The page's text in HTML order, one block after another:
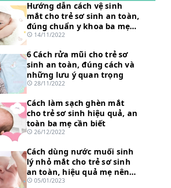
Hướng dẫn cách vệ sinh
mắt cho trẻ sơ sinh an toàn,
đúng chuẩn y khoa ba mẹ
nên biết
14/11/2022
6 Cách rửa mũi cho trẻ sơ
sinh an toàn, đúng cách và
những lưu ý quan trọng
28/11/2022
Cách làm sạch ghèn mắt
cho trẻ sơ sinh hiệu quả, an
toàn ba mẹ cần biết
26/12/2022
Cách dùng nước muối sinh
lý nhỏ mắt cho trẻ sơ sinh
an toàn, hiệu quả mẹ nên
biết05/01/2023